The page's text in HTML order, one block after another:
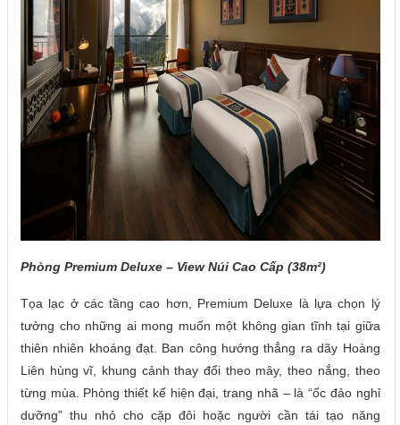
Phòng Premium Deluxe – View Núi Cao Cấp (38m²)
Tọa lạc ở các tầng cao hơn, Premium Deluxe là lựa chọn lý
tưởng cho những ai mong muốn một không gian tĩnh tại giữa
thiên nhiên khoáng đạt. Ban công hướng thẳng ra dãy Hoàng
Liên hùng vĩ, khung cảnh thay đổi theo mây, theo nắng, theo
từng mùa. Phòng thiết kế hiện đại, trang nhã – là “ốc đảo nghỉ
dưỡng” thu nhỏ cho cặp đôi hoặc người cần tái tạo năng